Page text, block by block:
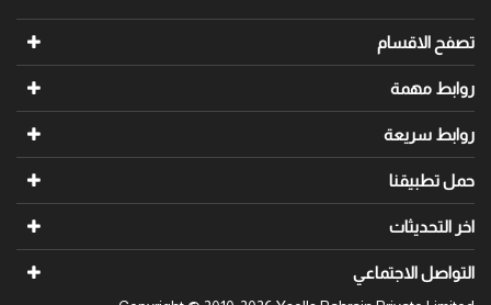
تصفح الاقسام
روابط مهمة
روابط سريعة
حمل تطبيقنا
اخر التحديثات
التواصل الاجتماعي